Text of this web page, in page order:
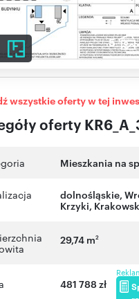
5
oferty
wszystkie oferty w tej
Mieszkania na
dolnośląskie,
Krzyki,
29,74 m2
481 788 zł